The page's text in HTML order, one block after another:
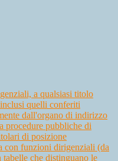
a qualsiasi titolo
quelli conferiti
dall'organo di indirizzo
procedure pubbliche di
di posizione
con funzioni dirigenziali (da
tabelle che distinguano le